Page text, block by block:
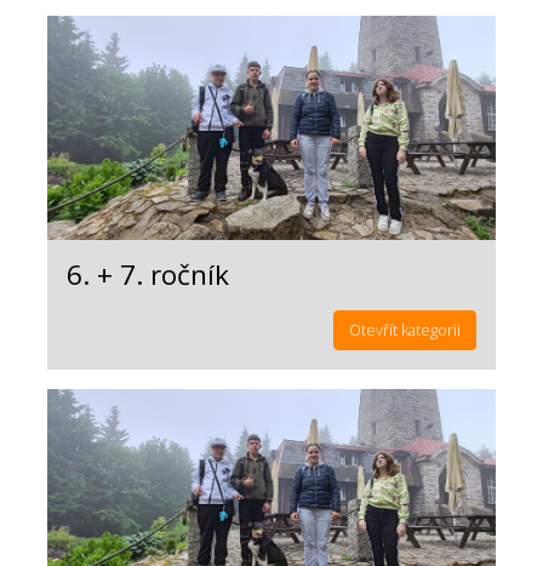
6. + 7. ročník
Otevřít kategorii